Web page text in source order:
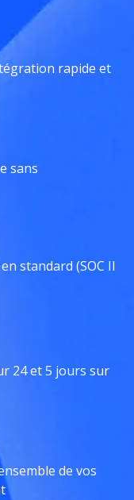
rapide et
sans
standard (SOC II
24 et 5 jours sur
de vos